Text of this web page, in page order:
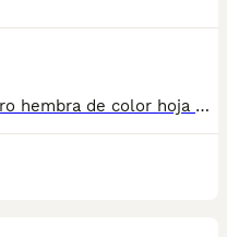
📞 613283995 WhatsApp Cachorro hembra de color hoja de Teckel Miniatura Entregamos nuestros pequeños cachorritos con todas las garantías y cuidados necesarios , disponemos de núcleo zoológico para crianza y venta de nuestros cachorros . ✅Desparasitaciones y vacunas correspondientes a su edad . ✅Cartilla de vacunación . ✅Revisiones veterinarias . ✅Garantías víricas de 15 días . ✅Garantías genéticas de un año . Seriedad , confianza y bienestar animal son nuestra prioridad . También ofrecemos transporte propio para nuestros pequeños cachorros a toda la península , el pago lo podéis hacer contra reembolso . (con coste adicional) . Mandamos a toda España . Toledo, Málaga, Alicante, Valencia, Bilbao, Asturias, Vizcaya, Barcelona, Tarragona, Sevilla, Murcia, Valladolid, Ávila, Salamanca etc... Disponemos de varias razas Si no esta la raza que queréis llámanos , intentaremos encontrártela , trabajamos con los mejores criadores de España .